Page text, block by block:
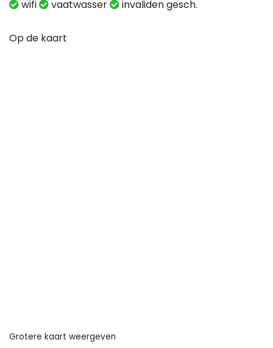
wifi vaatwasser invaliden gesch.
Op de kaart
Grotere kaart weergeven